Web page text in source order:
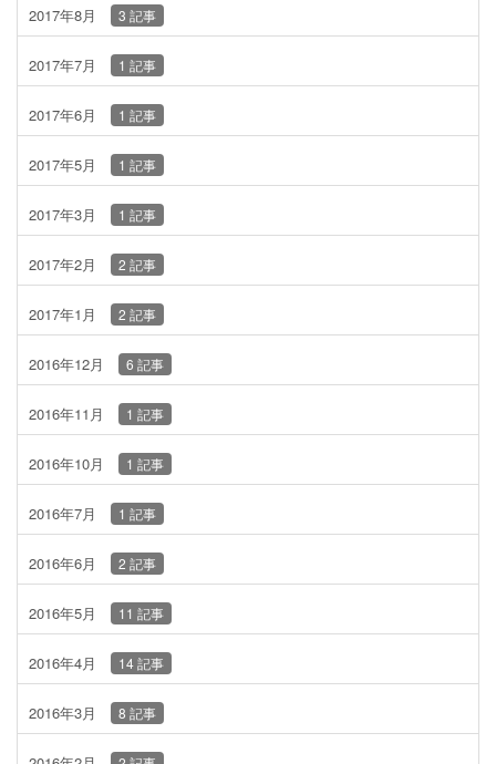
2017年8月 3 記事
2017年7月 1 記事
2017年6月 1 記事
2017年5月 1 記事
2017年3月 1 記事
2017年2月 2 記事
2017年1月 2 記事
2016年12月 6 記事
2016年11月 1 記事
2016年10月 1 記事
2016年7月 1 記事
2016年6月 2 記事
2016年5月 11 記事
2016年4月 14 記事
2016年3月 8 記事